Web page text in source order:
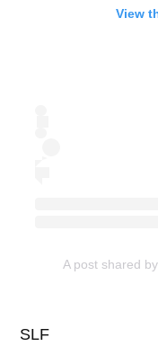
View
A post shared
SLF